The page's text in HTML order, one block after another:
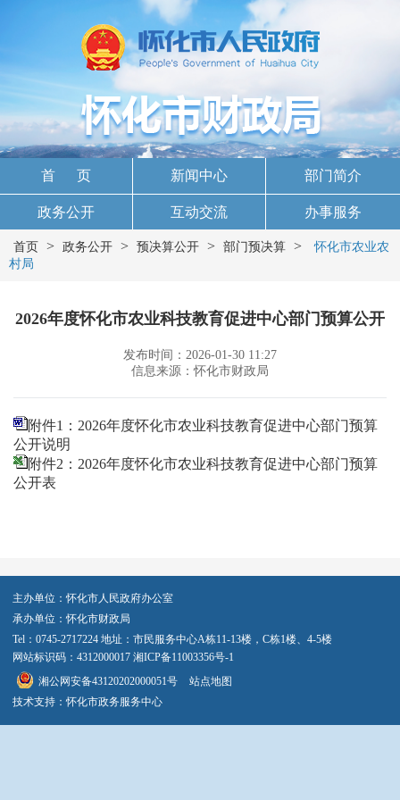
首 页 新闻中心 部门简介
政务公开 互动交流 办事服务
首页 > 政务公开 > 预决算公开 > 部门预决算 >
怀化市农业农
村局
2026年度怀化市农业科技教育促进中心部门预算公开
发布时间：2026-01-30 11:27
信息来源：怀化市财政局
附件1：2026年度怀化市农业科技教育促进中心部门预算
公开说明
附件2：2026年度怀化市农业科技教育促进中心部门预算
公开表
主办单位：怀化市人民政府办公室
承办单位：怀化市财政局
Tel：0745-2717224 地址：市民服务中心A栋11-13楼，C栋1楼、4-5楼
网站标识码：4312000017 湘ICP备11003356号-1
湘公网安备43120202000051号
站点地图
技术支持：怀化市政务服务中心